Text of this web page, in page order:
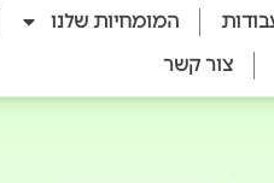
המומחיות שלנו
צור קשר